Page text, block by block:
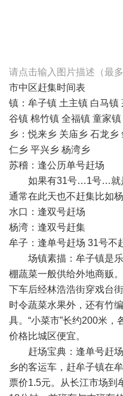
请点击输入图片描述（最多
市中区赶集时间表
镇：牟子镇 土主镇 白马镇
谷镇 棉竹镇 全福镇 童家
乡：悦来乡 关庙乡 石龙
仁乡 平兴乡 杨湾乡
苏稽：逢公历单号赶场
如果有31号…1号…就
通常在此天也不赶集比如杨
水口：逢双号赶场
杨湾：逢双号赶集
牟子：逢单号赶场 31号不
场镇素描：牟子镇是乐
棚蔬菜一般供给外地商贩
下车后经林浩浩街穿戏台
时令蔬菜水果外，还有竹
具。“小菜市”长约200米，
价格比城区便宜。
赶场宝典：逢单号赶场
乡的客运车，赶牟子镇在
票价1.5元。从长江市场到